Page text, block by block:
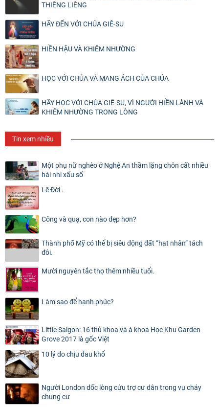
THIÊNG LIÊNG
HÃY ĐẾN VỚI CHÚA GIÊ-SU
HIỀN HẬU VÀ KHIÊM NHƯỜNG
HỌC VỚI CHÚA VÀ MANG ÁCH CỦA CHÚA
HÃY HỌC VỚI CHÚA GIÊ-SU, VÌ NGƯỜI HIỀN LÀNH VÀ
KHIÊM NHƯỜNG TRONG LÒNG
Tin xem nhiều
Một phụ nữ nghèo ở Nghệ An thầm lặng chôn cất nhiều
hài nhi xấu số
Lẽ Đời .
Công và quạ, con nào đẹp hơn?
Thành phố Mỹ có thể bị siêu động đất “hạt nhân” tách
đôi.
Mười nguyên tắc thọ thêm nhiều tuổi.
Làm sao để hạnh phúc?
Little Saigon: 16 thủ khoa và á khoa Học Khu Garden
Grove 2017 là gốc Việt
10 lý do chịu đau khổ
Người London dốc lòng cứu trợ cư dân trong vụ cháy
chung cư